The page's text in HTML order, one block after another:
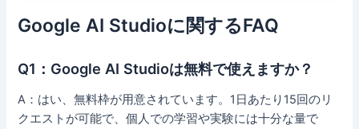
Google AI Studioに関するFAQ
Q1：Google AI Studioは無料で使えますか？
A：はい、無料枠が用意されています。1日あたり15回のリ
クエストが可能で、個人での学習や実験には十分な量で